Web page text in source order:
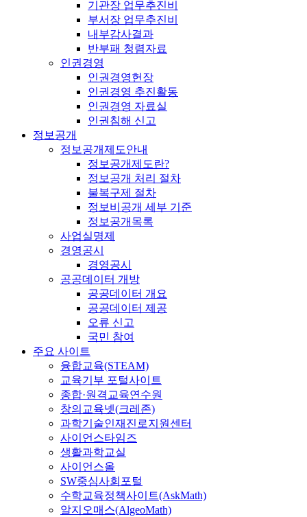
기관장 업무추진비
부서장 업무추진비
내부감사결과
반부패 청렴자료
인권경영
인권경영헌장
인권경영 추진활동
인권경영 자료실
인권침해 신고
정보공개
정보공개제도안내
정보공개제도란?
정보공개 처리 절차
불복구제 절차
정보비공개 세부 기준
정보공개목록
사업실명제
경영공시
경영공시
공공데이터 개방
공공데이터 개요
공공데이터 제공
오류 신고
국민 참여
주요 사이트
융합교육(STEAM)
교육기부 포털사이트
종합·원격교육연수원
창의교육넷(크레존)
과학기술인재진로지원센터
사이언스타임즈
생활과학교실
사이언스올
SW중심사회포털
수학교육정책사이트(AskMath)
알지오매스(AlgeoMath)